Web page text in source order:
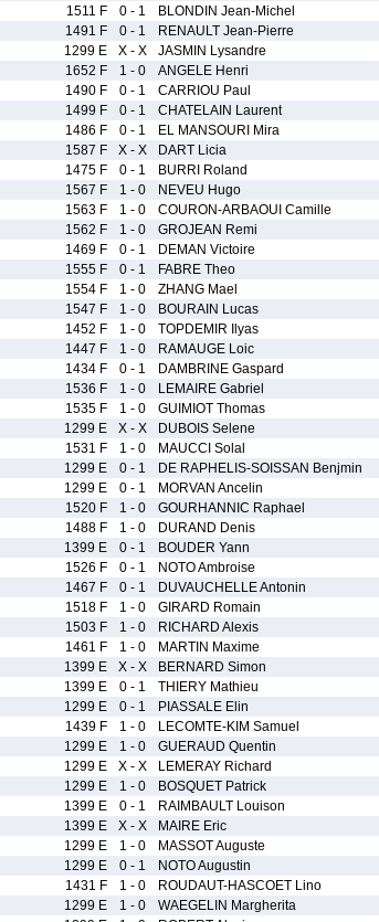
1511 F 0 - 1 BLONDIN Jean-Michel
1491 F 0 - 1 RENAULT Jean-Pierre
1299 E X - X JASMIN Lysandre
1652 F 1 - 0 ANGELE Henri
1490 F 0 - 1 CARRIOU Paul
1499 F 0 - 1 CHATELAIN Laurent
1486 F 0 - 1 EL MANSOURI Mira
1587 F X - X DART Licia
1475 F 0 - 1 BURRI Roland
1567 F 1 - 0 NEVEU Hugo
1563 F 1 - 0 COURON-ARBAOUI Camille
1562 F 1 - 0 GROJEAN Remi
1469 F 0 - 1 DEMAN Victoire
1555 F 0 - 1 FABRE Theo
1554 F 1 - 0 ZHANG Mael
1547 F 1 - 0 BOURAIN Lucas
1452 F 1 - 0 TOPDEMIR Ilyas
1447 F 1 - 0 RAMAUGE Loic
1434 F 0 - 1 DAMBRINE Gaspard
1536 F 1 - 0 LEMAIRE Gabriel
1535 F 1 - 0 GUIMIOT Thomas
1299 E X - X DUBOIS Selene
1531 F 1 - 0 MAUCCI Solal
1299 E 0 - 1 DE RAPHELIS-SOISSAN Benjmin
1299 E 0 - 1 MORVAN Ancelin
1520 F 1 - 0 GOURHANNIC Raphael
1488 F 1 - 0 DURAND Denis
1399 E 0 - 1 BOUDER Yann
1526 F 0 - 1 NOTO Ambroise
1467 F 0 - 1 DUVAUCHELLE Antonin
1518 F 1 - 0 GIRARD Romain
1503 F 1 - 0 RICHARD Alexis
1461 F 1 - 0 MARTIN Maxime
1399 E X - X BERNARD Simon
1399 E 0 - 1 THIERY Mathieu
1299 E 0 - 1 PIASSALE Elin
1439 F 1 - 0 LECOMTE-KIM Samuel
1299 E 1 - 0 GUERAUD Quentin
1299 E X - X LEMERAY Richard
1299 E 1 - 0 BOSQUET Patrick
1399 E 0 - 1 RAIMBAULT Louison
1399 E X - X MAIRE Eric
1299 E 1 - 0 MASSOT Auguste
1299 E 0 - 1 NOTO Augustin
1431 F 1 - 0 ROUDAUT-HASCOET Lino
1299 E 1 - 0 WAEGELIN Margherita